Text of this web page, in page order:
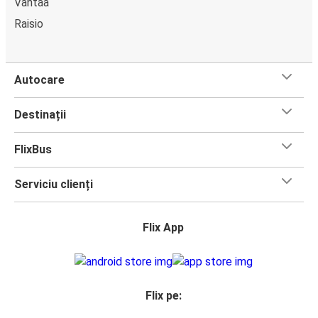
Raisio
Autocare
Destinații
FlixBus
Serviciu clienți
Flix App
Flix pe: